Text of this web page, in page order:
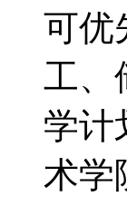
可优
工
学计
术